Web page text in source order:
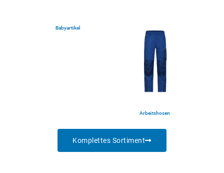
Babyartikel
Arbeitshosen
Komplettes Sortiment